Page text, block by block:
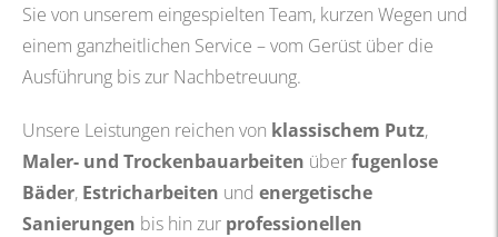
Sie von unserem eingespielten Team, kurzen Wegen und
einem ganzheitlichen Service – vom Gerüst über die
Ausführung bis zur Nachbetreuung.
Unsere Leistungen reichen von klassischem Putz,
Maler- und Trockenbauarbeiten überfugenlose
Bäder, Estricharbeiten und energetische
Sanierungen bis hin zur professionellen